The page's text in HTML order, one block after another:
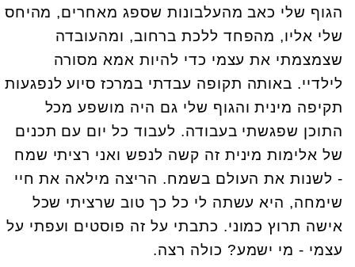
הגוף שלי כאב מהעלבונות שספג מאחרים, מהיחס
שלי אליו, מהפחד ללכת ברחוב, ומהעובדה
שצמצמתי את עצמי כדי להיות אמא מסורה
לילדיי. באותה תקופה עבדתי במרכז סיוע לנפגעות
תקיפה מינית והגוף שלי גם היה מושפע מכל
התוכן שפגשתי בעבודה. לעבוד כל יום עם תכנים
של אלימות מינית זה קשה לנפש ואני רציתי שמח
- לשנות את העולם בשמח. הריצה מילאה את חיי
שימחה, היא עשתה לי כל כך טוב שרציתי שכל
אישה תרוץ כמוני. כתבתי על זה פוסטים ועפתי על
עצמי - מי ישמע? כולה רצה.